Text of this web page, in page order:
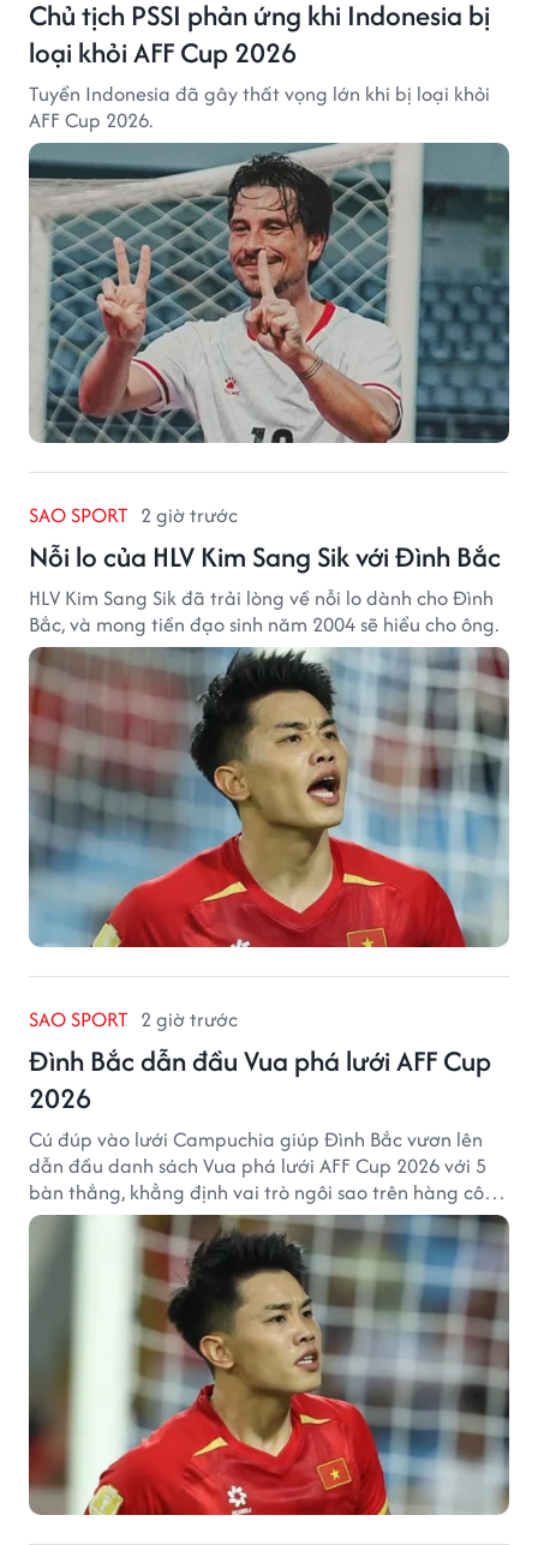
Chủ tịch PSSI phản ứng khi Indonesia bị
loại khỏi AFF Cup 2026
Tuyển Indonesia đã gây thất vọng lớn khi bị loại khỏi
AFF Cup 2026.
SAO SPORT 2 giờ trước
Nỗi lo của HLV Kim Sang Sik với Đình Bắc
HLV Kim Sang Sik đã trải lòng về nỗi lo dành cho Đình
Bắc, và mong tiền đạo sinh năm 2004 sẽ hiểu cho ông.
SAO SPORT 2 giờ trước
Đình Bắc dẫn đầu Vua phá lưới AFF Cup
2026
Cú đúp vào lưới Campuchia giúp Đình Bắc vươn lên
dẫn đầu danh sách Vua phá lưới AFF Cup 2026 với 5
bàn thắng, khẳng định vai trò ngôi sao trên hàng công
tuyển Việt Nam.